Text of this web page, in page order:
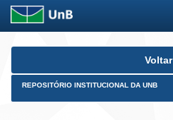
Skip
Voltar
REPOSITÓRIO INSTITUCIONAL DA UNB